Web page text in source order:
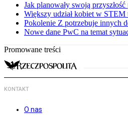
Jak planowały swoją
Większy udział kobiet w STEM
Pokolenie Z potrzebuje innych
Nowe dane PwC na temat
Promowane treści
KONTAKT
O nas